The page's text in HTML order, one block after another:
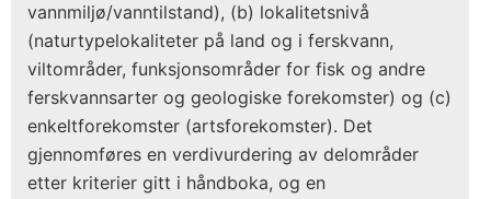
vannmiljø/vanntilstand), (b) lokalitetsnivå
(naturtypelokaliteter på land og i ferskvann,
viltområder, funksjonsområder for fisk og andre
ferskvannsarter og geologiske forekomster) og (c)
enkeltforekomster (artsforekomster). Det
gjennomføres en verdivurdering av delområder
etter kriterier gitt i håndboka, og en